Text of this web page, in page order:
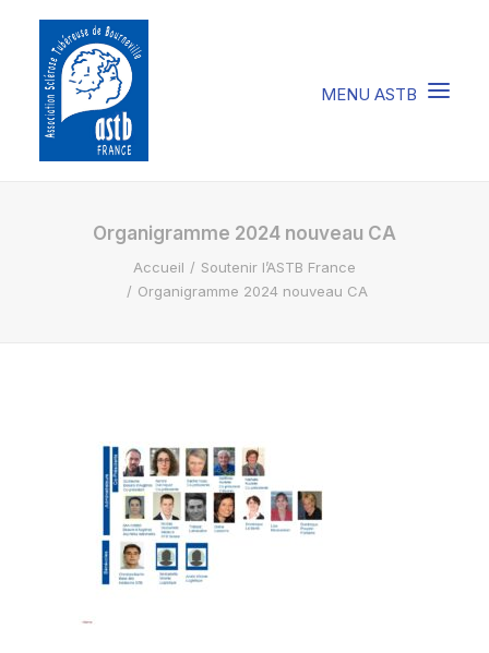
COMPRENDRE LA STB
SOIGNER LA STB
FAIRE UN DON
RECHERCHE
PANIER
Organigramme 2024 nouveau CA
Accueil
Soutenir l’ASTB France
Organigramme 2024 nouveau CA